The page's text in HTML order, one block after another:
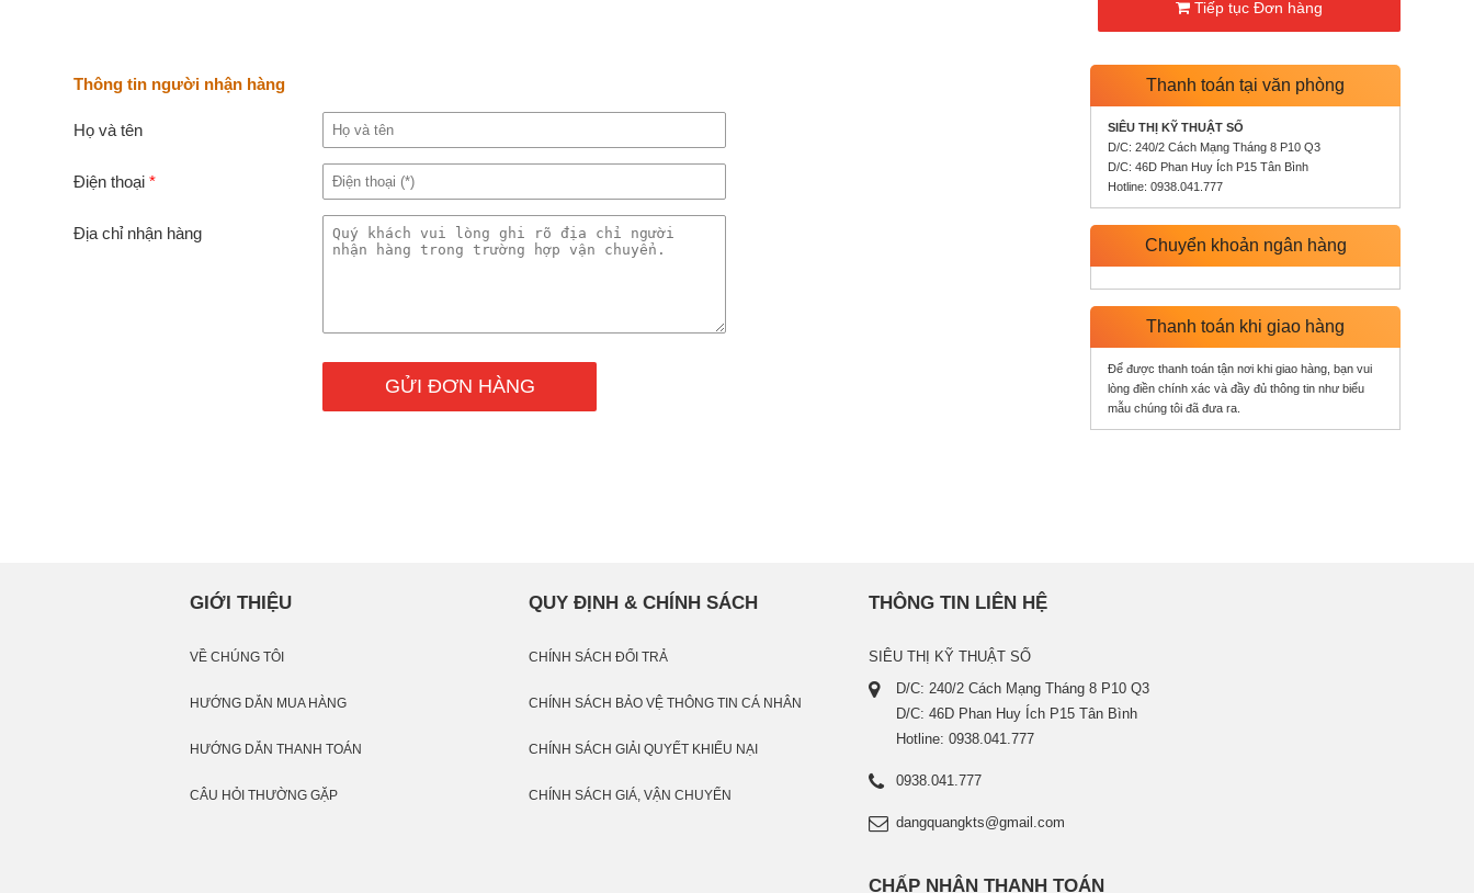
Tiếp tục Đơn hàng
Thông tin người nhận hàng
Họ và tên
Điện thoại*
Địa chỉ nhận hàng
Thanh toán tại văn phòng
SIÊU THỊ KỸ THUẬT SỐ
D/C: 240/2 Cách Mạng Tháng 8 P10 Q3
D/C: 46D Phan Huy Ích P15 Tân Bình
Hotline: 0938.041.777
Chuyển khoản ngân hàng
Thanh toán khi giao hàng
Để được thanh toán tận nơi khi giao hàng, bạn vui
lòng điền chính xác và đầy đủ thông tin như biểu
mẫu chúng tôi đã đưa ra.
GIỚI THIỆU
VỀ CHÚNG TÔI
HƯỚNG DẪN MUA HÀNG
HƯỚNG DẪN THANH TOÁN
CÂU HỎI THƯỜNG GẶP
QUY ĐỊNH & CHÍNH SÁCH
CHÍNH SÁCH ĐỔI TRẢ
CHÍNH SÁCH BẢO VỆ THÔNG TIN CÁ NHÂN
CHÍNH SÁCH GIẢI QUYẾT KHIẾU NẠI
CHÍNH SÁCH GIÁ, VẬN CHUYỂN
THÔNG TIN LIÊN HỆ
SIÊU THỊ KỸ THUẬT SỐ
D/C: 240/2 Cách Mạng Tháng 8 P10 Q3
D/C: 46D Phan Huy Ích P15 Tân Bình
Hotline: 0938.041.777
0938.041.777
dangquangkts@gmail.com
CHẤP NHẬN THANH TOÁN